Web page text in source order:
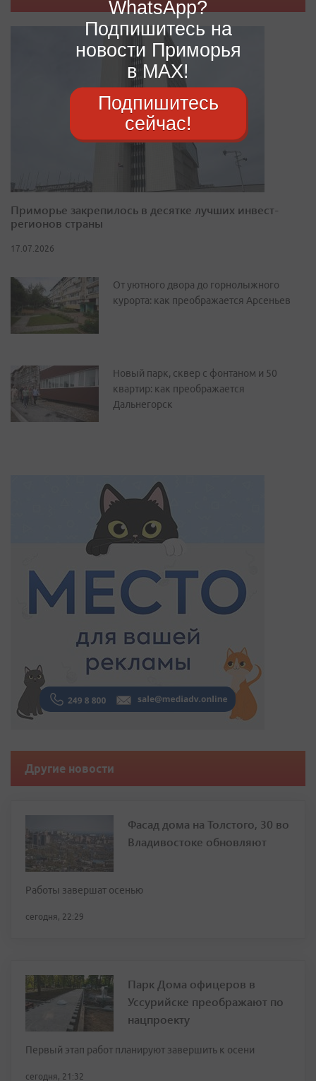
Приморье закрепилось в десятке лучших инвест-
регионов страны
17.07.2026
От уютного двора до горнолыжного
курорта: как преображается Арсеньев
Новый парк, сквер с фонтаном и 50
квартир: как преображается
Дальнегорск
Другие новости
Фасад дома на Толстого, 30 во
Владивостоке обновляют
Работы завершат осенью
сегодня, 22:29
Парк Дома офицеров в
Уссурийске преображают по
нацпроекту
Первый этап работ планируют завершить к осени
сегодня, 21:32
WhatsApp?
Подпишитесь на
новости Приморья
в MAX!
Подпишитесь
сейчас!